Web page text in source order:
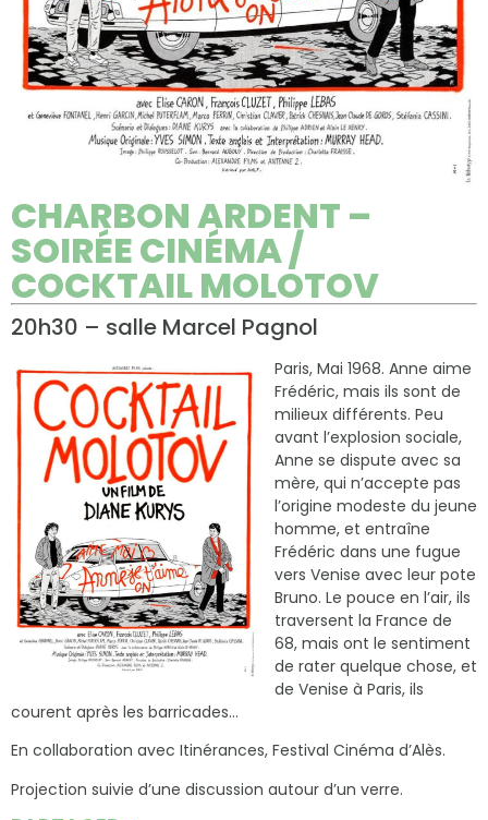
CHARBON ARDENT –
SOIRÉE CINÉMA /
COCKTAIL MOLOTOV
20h30 – salle Marcel Pagnol
Paris, Mai 1968. Anne aime
Frédéric, mais ils sont de
milieux différents. Peu
avant l’explosion sociale,
Anne se dispute avec sa
mère, qui n’accepte pas
l’origine modeste du jeune
homme, et entraîne
Frédéric dans une fugue
vers Venise avec leur pote
Bruno. Le pouce en l’air, ils
traversent la France de
68, mais ont le sentiment
de rater quelque chose, et
de Venise à Paris, ils
courent après les barricades…
En collaboration avec Itinérances, Festival Cinéma d’Alès.
Projection suivie d’une discussion autour d’un verre.